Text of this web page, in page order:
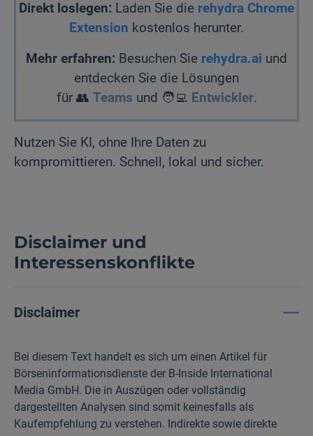
Direkt loslegen: Laden Sie die rehydra Chrome
Extension kostenlos herunter.
Mehr erfahren: Besuchen Sie rehydra.ai und
entdecken Sie die Lösungen
für 👥 Teams und 🧑‍💻 Entwickler.
Nutzen Sie KI, ohne Ihre Daten zu
kompromittieren. Schnell, lokal und sicher.
Disclaimer und
Interessenskonflikte
Disclaimer
Bei diesem Text handelt es sich um einen Artikel für
Börseninformationsdienste der B-Inside International
Media GmbH. Die in Auszügen oder vollständig
dargestellten Analysen sind somit keinesfalls als
Kaufempfehlung zu verstehen. Indirekte sowie direkte